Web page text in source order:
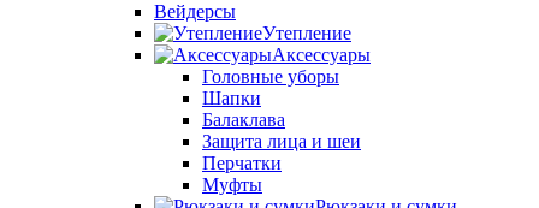
Вейдерсы
Утепление
Аксессуары
Головные уборы
Шапки
Балаклава
Защита лица и шеи
Перчатки
Муфты